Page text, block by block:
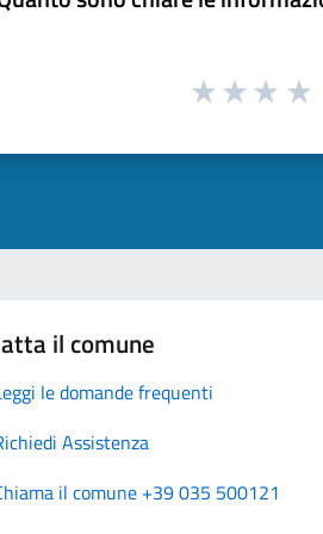
il comune
le domande frequenti
Assistenza
il comune +39 035 500121